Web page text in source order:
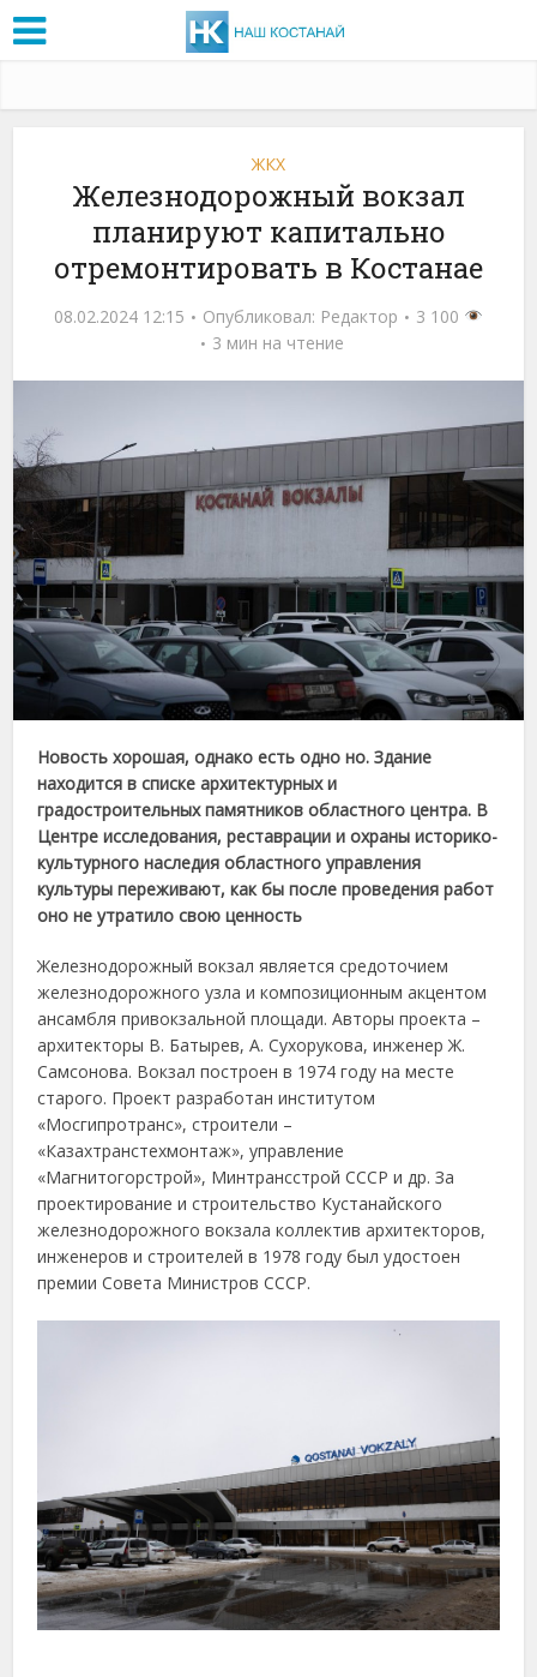
ЖКХ
Железнодорожный вокзал
планируют капитально
отремонтировать в Костанае
08.02.2024 12:15 Опубликовал: Редактор
3 100
3 мин на чтение
Новость хорошая, однако есть одно но. Здание
находится в списке архитектурных и
градостроительных памятников областного центра. В
Центре исследования, реставрации и охраны историко-
культурного наследия областного управления
культуры переживают, как бы после проведения работ
оно не утратило свою ценность
Железнодорожный вокзал является средоточием
железнодорожного узла и композиционным акцентом
ансамбля привокзальной площади. Авторы проекта –
архитекторы В. Батырев, А. Сухорукова, инженер Ж.
Самсонова. Вокзал построен в 1974 году на месте
старого. Проект разработан институтом
«Мосгипротранс», строители –
«Казахтранстехмонтаж», управление
«Магнитогорстрой», Минтрансстрой СССР и др. За
проектирование и строительство Кустанайского
железнодорожного вокзала коллектив архитекторов,
инженеров и строителей в 1978 году был удостоен
премии Совета Министров СССР.